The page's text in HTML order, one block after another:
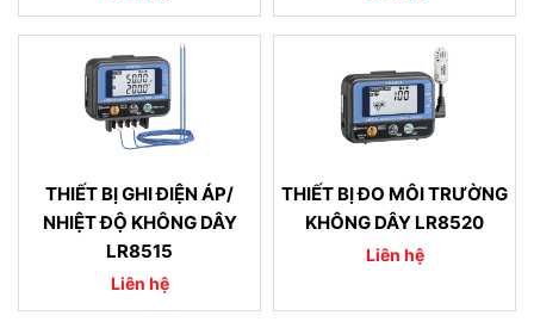
THIẾT BỊ GHI ĐIỆN ÁP/
NHIỆT ĐỘ KHÔNG DÂY
LR8515
Liên hệ
THIẾT BỊ ĐO MÔI TRƯỜNG
KHÔNG DÂY LR8520
Liên hệ